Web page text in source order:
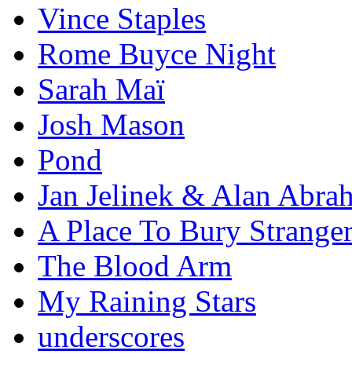
Vince Staples
Rome Buyce Night
Sarah Maï
Josh Mason
Pond
Jan Jelinek & Alan
A Place To Bury
The Blood Arm
My Raining Stars
underscores